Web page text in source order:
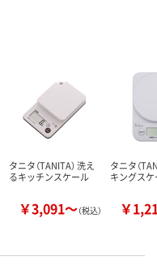
タニタ（TANITA） 洗え
るキッチンスケール
￥3,091～（税込）
タニタ（
キングス
￥